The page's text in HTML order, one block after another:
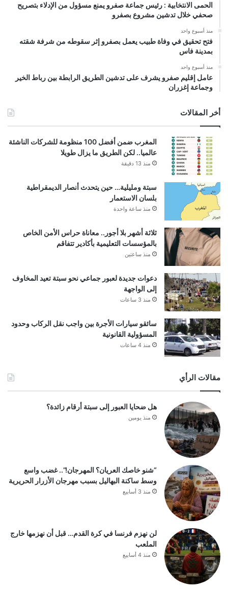
الحمى الانتخابية : رئيس جماعة صفرو يمنع مسؤول من الإدلاء بتصريح
صحفي خلال تدشين مشروع بصفرو
منذ أسبوع واحد
فتح تحقيق في وفاة طبيب يعمل بصفرو إثر سقوطه من شرفة شقته
بمدينة فاس
منذ أسبوع واحد
عامل إقليم صفرو يشرف على تدشين الطريق الرابطة بين رباط الخير
وجماعة إغزران
أخر المقالات
المغرب ضمن أفضل 100 منظومة للشركات الناشئة
عالميا.. لكن الطريق ما يزال طويلا
منذ 13 دقيقة
سبتة ومليلية… حين يتحدث أنصار الديمقراطية
بلسان الاستعمار
منذ ساعة واحدة
ثلاثة أشهر بلا أجور.. معاناة حراس الأمن الخاص
بالمؤسسات التعليمية بأكادير تتفاقم
منذ ساعتين
دعوات جديدة لعبور جماعي نحو سبتة تعيد المخاوف
إلى الواجهة
منذ 3 ساعات
سائقو سيارات الأجرة بين واجب نقل الركاب وحدود
المسؤولية القانونية
منذ 4 ساعات
مقالات الرأي
هل ضحايا العبور إلى سبتة أرقام زائدة؟
منذ يومين
“شنو خاصك العريان؟ المهرجان!”.. غضب واسع
وسط ساكنة البهاليل بسبب مهرجان الأزرار الحريرية
منذ 3 أسابيع
لن نهزم فرنسا في كرة القدم… قبل أن نهزمها خارج
الملعب
منذ 4 أسابيع